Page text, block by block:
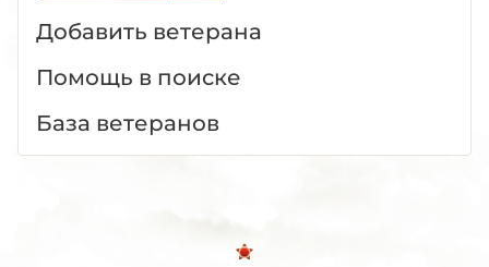
Добавить ветерана
Помощь в поиске
База ветеранов